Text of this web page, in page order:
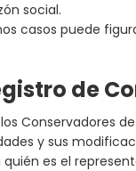
social.
casos puede
de
Conservadores
y sus
es el